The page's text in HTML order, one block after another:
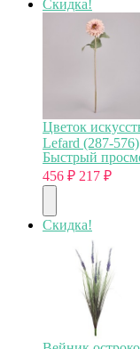
Скидка!
Цветок
Lefard (287-576)
Быстрый
456 ₽ 217 ₽
Скидка!